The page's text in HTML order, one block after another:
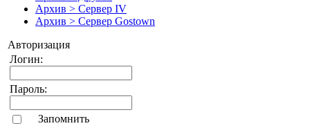
Архив > Сервер IV
Архив > Сервер Gostown
Авторизация
Логин:
Пароль:
Запомнить